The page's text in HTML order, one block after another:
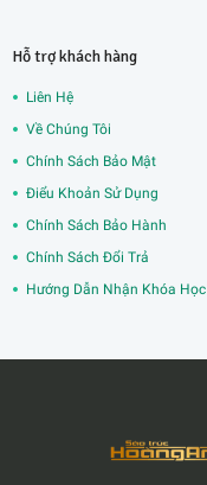
Hỗ trợ khách hàng
Liên Hệ
Về Chúng Tôi
Chính Sách Bảo Mật
Điểu Khoản Sử Dụng
Chính Sách Bảo Hành
Chính Sách Đổi Trả
Hướng Dẫn Nhận Khóa Học